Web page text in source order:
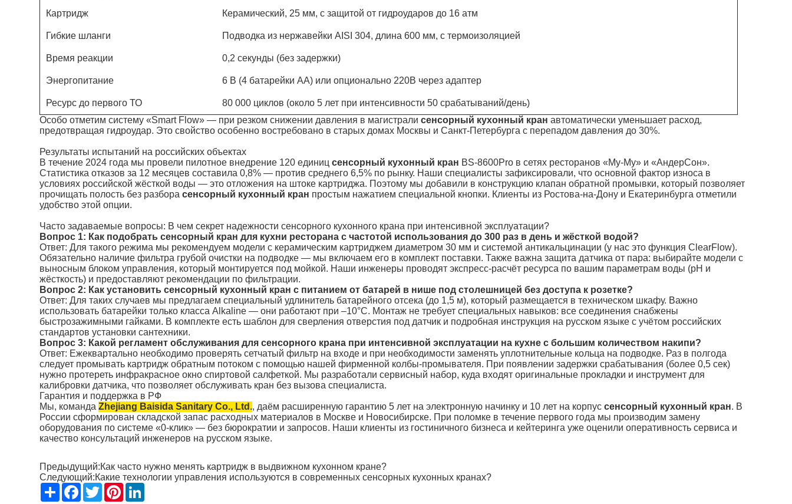
Картридж Керамический, 25 мм, с защитой от гидроударов до 16 атм
Гибкие шланги Подводка из нержавейки AISI 304, длина 600 мм, с термоизоляцией
Время реакции 0,2 секунды (без задержки)
Энергопитание 6 В (4 батарейки AA) или опционально 220В через адаптер
Ресурс до первого ТО
80 000 циклов (около 5 лет при интенсивности 50 срабатываний/день)
Особо отметим систему «Smart Flow» — при резком снижении давления в магистралисенсорный кухонный кран автоматически уменьшает расход,
предотвращая гидроудар. Это свойство особенно востребовано в старых домах Москвы и Санкт-Петербурга с перепадом давления до 30%.
Результаты испытаний на российских объектах
В течение 2024 года мы провели пилотное внедрение 120 единицсенсорный кухонный кран BS-8600Pro в сетях ресторанов «Му-Му» и «АндерСон».
Статистика отказов за 12 месяцев составила 0,8% — против среднего 6,5% по рынку. Наши специалисты зафиксировали, что основной фактор износа в
условиях российской жёсткой воды — это отложения на штоке картриджа. Поэтому мы добавили в конструкцию клапан обратной промывки, который позволяет
прочищать полость без разборасенсорный кухонный кран простым нажатием специальной кнопки. Клиенты из Ростова-на-Дону и Екатеринбурга отметили
удобство этой опции.
Часто задаваемые вопросы: В чем секрет надежности сенсорного кухонного крана при интенсивной эксплуатации?
Вопрос 1: Как подобрать сенсорный кран для кухни ресторана с частотой использования до 300 раз в день и жёсткой водой?
Ответ: Для такого режима мы рекомендуем модели с керамическим картриджем диаметром 30 мм и системой антикальцинации (у нас это функция ClearFlow).
Обязательно наличие фильтра грубой очистки на подводке — мы включаем его в комплект поставки. Также важна защита датчика от пара: выбирайте модели с
выносным блоком управления, который монтируется под мойкой. Наши инженеры проводят экспресс-расчёт ресурса по вашим параметрам воды (pH и
жёсткость) и предоставляют рекомендации по фильтрации.
Вопрос 2: Как установить сенсорный кухонный кран с питанием от батарей в нише под столешницей без доступа к розетке?
Ответ: Для таких случаев мы предлагаем специальный удлинитель батарейного отсека (до 1,5 м), который размещается в техническом шкафу. Важно
использовать батарейки только класса Alkaline — они работают при –10°C. Монтаж не требует специальных навыков: все соединения снабжены
быстрозажимными гайками. В комплекте есть шаблон для сверления отверстия под датчик и подробная инструкция на русском языке с учётом российских
стандартов установки сантехники.
Вопрос 3: Какой регламент обслуживания для сенсорного крана при интенсивной эксплуатации на кухне с большим количеством накипи?
Ответ: Ежеквартально необходимо проверять сетчатый фильтр на входе и при необходимости заменять уплотнительные кольца на подводке. Раз в полгода
следует промывать картридж обратным потоком с помощью нашей фирменной колбы-промывателя. При появлении задержки срабатывания (более 0,5 сек)
нужно протереть инфракрасное окно спиртовой салфеткой. Мы разработали сервисный набор, куда входят оригинальные прокладки и инструмент для
калибровки датчика, что позволяет обслуживать кран без вызова специалиста.
Гарантия и поддержка в РФ
Мы, командаZhejiang Baisida Sanitary Co., Ltd., даём расширенную гарантию 5 лет на электронную начинку и 10 лет на корпуссенсорный кухонный кран. В
России сформирован складской запас расходных материалов в Москве и Новосибирске. При поломке в течение первого года мы производим замену
оборудования по системе «0-клик» — без бюрократии и запросов. Наши клиенты из гостиничного бизнеса и кейтеринга уже оценили оперативность сервиса и
качество консультаций инженеров на русском языке.
Предыдущий:Как часто нужно менять картридж в выдвижном кухонном кране?
Следующий:Какие технологии управления используются в современных сенсорных кухонных кранах?
ShareFacebook
TwitterPinterest